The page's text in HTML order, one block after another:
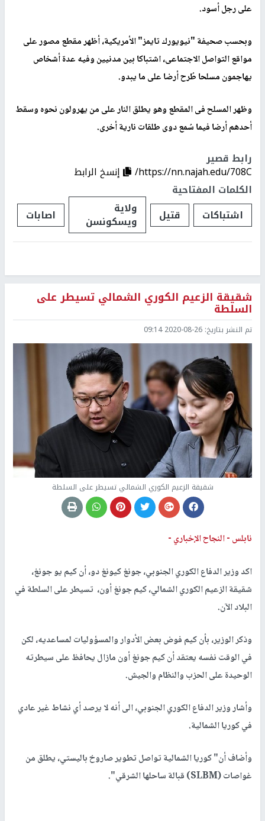
على رجل أسود.
وبحسب صحيفة "نيويورك تايمز" الأمريكية، أظهر مقطع مصور على
مواقع التواصل الاجتماعى، اشتباكا بين مدنيين وفيه عدة أشخاص
يهاجمون مسلحا طُرح أرضا على ما يبدو.
وظهر المسلح فى المقطع وهو يطلق النار على من يهرولون نحوه وسقط
أحدهم أرضا فيما سُمع دوى طلقات نارية أخرى.
رابط قصير
https://nn.najah.edu/708C/
إنسخ الرابط
الكلمات المفتاحية
اشتباكات
قتيل ولاية
ويسكونسن اصابات
شقيقة الزعيم الكوري الشمالي تسيطر على
السلطة
تم النشر بتاريخ: 2020-08-26 09:14
شقيقة الزعيم الكوري الشمالي تسيطر على السلطة
نابلس -النجاح الإخباري -
اكد وزير الدفاع الكوري الجنوبي، جونغ كيونغ دو، أن كيم يو جونغ،
شقيقة الزعيم الكوري الشمالي، كيم جونغ أون، تسيطر على السلطة في
البلاد الآن.
وذكر الوزير، بأن كيم فوض بعض الأدوار والمسؤوليات لمساعديه، لكن
في الوقت نفسه يعتقد أن كيم جونغ أون مازال يحافظ على سيطرته
الوحيدة على الحزب والنظام والجيش.
وأشار وزير الدفاع الكوري الجنوبي، الى أنه لا يرصد أي نشاط غير عادي
في كوريا الشمالية.
وأضاف أن" كوريا الشمالية تواصل تطوير صاروخ باليستي، يطلق من
غواصات (SLBM) قبالة ساحلها الشرقي".